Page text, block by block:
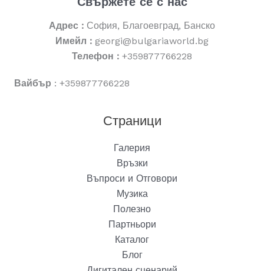
Адрес : София, Благоевград, Банско
Имейл : georgi@bulgariaworld.bg
Телефон : +359877766228
Вайбър : +359877766228
Страници
Галерия
Връзки
Въпроси и Отговори
Музика
Полезно
Партньори
Каталог
Блог